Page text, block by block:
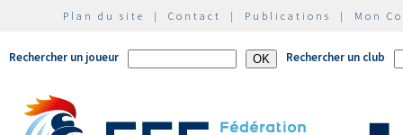
Plan du site | Contact | Publications | Mon
Rechercher un joueur Rechercher un club